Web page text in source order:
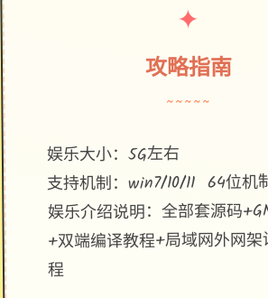
✦
攻略指南
~~~~~
娱乐大小：5G左右
支持机制：win7/10/11 64位机
娱乐介绍说明：全部套源码
+双端编译教程+局域网外网
程